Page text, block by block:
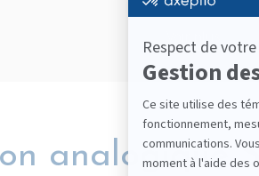
Voir plus
analogique